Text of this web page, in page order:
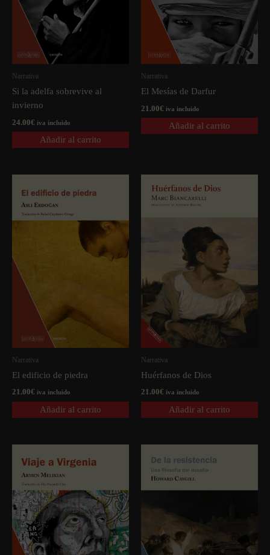
Narrativa
Si la adelfa sobrevive al
invierno
24.00€ iva incluido
Añadir al carrito
Narrativa
El Mesí­as de Darfur
21.00€ iva incluido
Añadir al carrito
Narrativa
El edificio de piedra
21.00€ iva incluido
Añadir al carrito
Narrativa
Huérfanos de Dios
21.00€ iva incluido
Añadir al carrito